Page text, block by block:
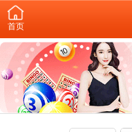
首页